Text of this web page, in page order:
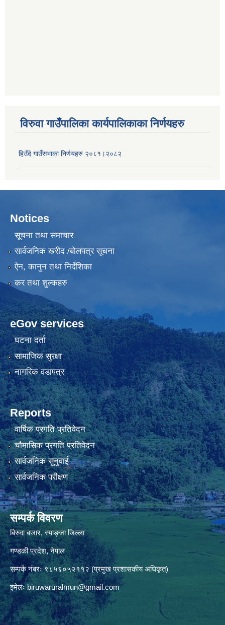
विरुवा गाउँपालिका कार्यपालिकाका निर्णयहरु
हिउँदे गाउँसभाका निर्णयहरु २०८१।२०८२
Notices
सूचना तथा समाचार
सार्वजनिक खरीद /बोलपत्र सूचना
ऐन, कानुन तथा निर्देशिका
कर तथा शुल्कहरु
eGov services
घटना दर्ता
सामाजिक सुरक्षा
नागरिक वडापत्र
Reports
वार्षिक प्रगति प्रतिवेदन
चौमासिक प्रगति प्रतिवेदन
सार्वजनिक सुनुवाई
सार्वजनिक परीक्षण
सम्पर्क विवरण
बिरुवा बजार, स्याङ्जा जिल्ला
गण्डकी प्रदेश, नेपाल
सम्पर्क नंबरः ९८५६०५२११२ (प्रमुख प्रशासकीय अधिकृत)
इमेलः biruwaruralmun@gmail.com